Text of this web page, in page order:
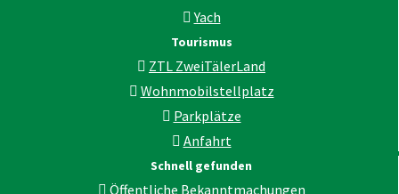
Yach
Tourismus
ZTL ZweiTälerLand
Wohnmobilstellplatz
Parkplätze
Anfahrt
Schnell gefunden
Öffentliche Bekanntmachungen